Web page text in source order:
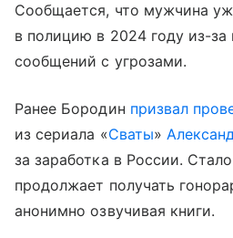
Сообщается, что мужчина
в полицию в 2024 году из-
сообщений с угрозами.
Ранее Бородин призвал
из сериала «Сваты»
за заработка в России.
продолжает получать
анонимно озвучивая книги.